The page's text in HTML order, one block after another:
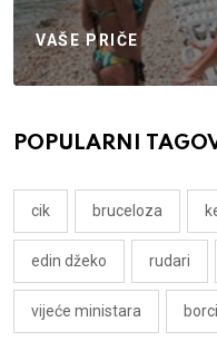
VAŠE PRIČE
POPULARNI
cik bruceloza
edin džeko rudari
vijeće ministara borci